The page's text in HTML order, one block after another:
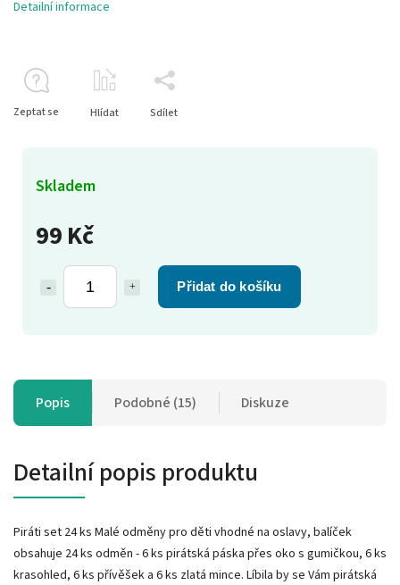
99 Kč
Přidat do košíku
Skladem
Detailní informace
Zeptat se Hlídat Sdílet
Popis Podobné (15) Diskuze
Detailní popis produktu
Piráti set 24 ks Malé odměny pro děti vhodné na oslavy, balíček
obsahuje 24 ks odměn - 6 ks pirátská páska přes oko s gumičkou, 6 ks
krasohled, 6 ks přívěšek a 6 ks zlatá mince. Líbila by se Vám pirátská